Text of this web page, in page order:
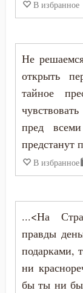
Тщеславие
Уединение
Ум
Умерший
Уныние
Утешение
Храм
В избранное
Не
открыть
тайное
пред
предстанут
В избранное
...<На
правды
подарками,
ни
бы ты ни